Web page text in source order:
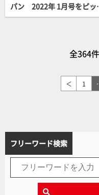
パン 2022年 1月号をピッ
アップ！
全364
＜ 1
フリーワード検索